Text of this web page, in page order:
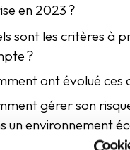
en 2023 ?
sont les critères à
?
ont évolué ces
gérer son
un environnement